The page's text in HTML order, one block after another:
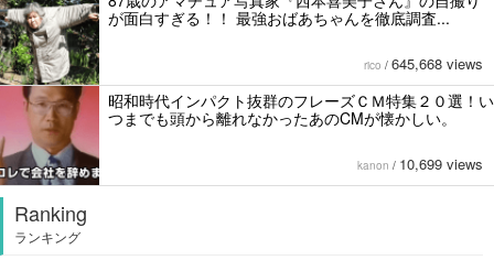
が面白すぎる！！ 最強おばあちゃんを徹底調査...
rico / 645,668 views
昭和時代インパクト抜群のフレーズＣＭ特集２０選！い
つまでも頭から離れなかったあのCMが懐かしい。
kanon / 10,699 views
Ranking
ランキング